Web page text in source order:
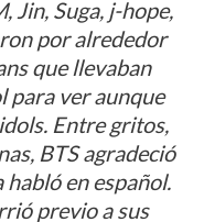
Jin, Suga, j-hope,
por alrededor
que llevaban
para ver aunque
Entre gritos,
BTS agradeció
en español.
previo a sus